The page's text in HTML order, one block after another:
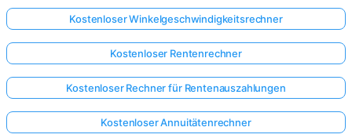
Kostenloser Winkelgeschwindigkeitsrechner
Kostenloser Rentenrechner
Kostenloser Rechner für Rentenauszahlungen
Kostenloser Annuitätenrechner